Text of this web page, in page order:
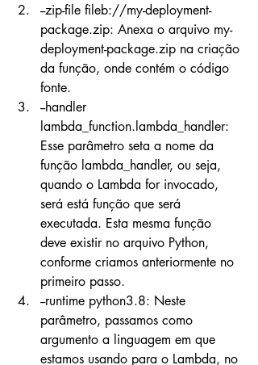
--zip-file fileb://my-deployment-
package.zip: Anexa o arquivo my-
deployment-package.zip na criação
da função, onde contém o código
fonte.
--handler
lambda_function.lambda_handler:
Esse parâmetro seta a nome da
função lambda_handler, ou seja,
quando o Lambda for invocado,
será está função que será
executada. Esta mesma função
deve existir no arquivo Python,
conforme criamos anteriormente no
primeiro passo.
--runtime python3.8: Neste
parâmetro, passamos como
argumento a linguagem em que
estamos usando para o Lambda, no